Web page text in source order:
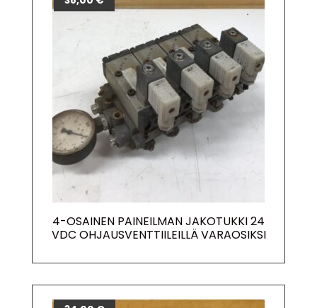
4-OSAINEN PAINEILMAN JAKOTUKKI 24
VDC OHJAUSVENTTIILEILLÄ VARAOSIKSI